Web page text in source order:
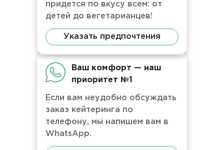
придется по вкусу всем: от
детей до вегетарианцев!
Указать предпочтения
Ваш комфорт — наш
приоритет №1
Если вам неудобно обсуждать
заказ кейтеринга по
телефону, мы напишем вам в
WhatsApp.